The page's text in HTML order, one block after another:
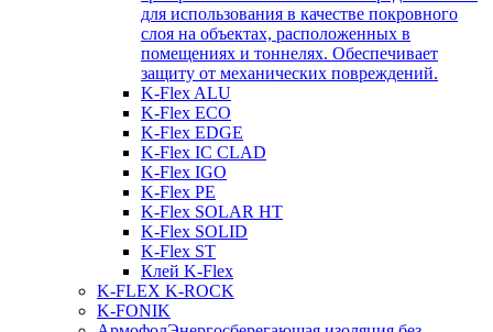
для использования в качестве покровного
слоя на объектах, расположенных в
помещениях и тоннелях. Обеспечивает
защиту от механических повреждений.
K-Flex ALU
K-Flex ECO
K-Flex EDGE
K-Flex IC CLAD
K-Flex IGO
K-Flex PE
K-Flex SOLAR HT
K-Flex SOLID
K-Flex ST
Клей K-Flex
K-FLEX K-ROCK
K-FONIK